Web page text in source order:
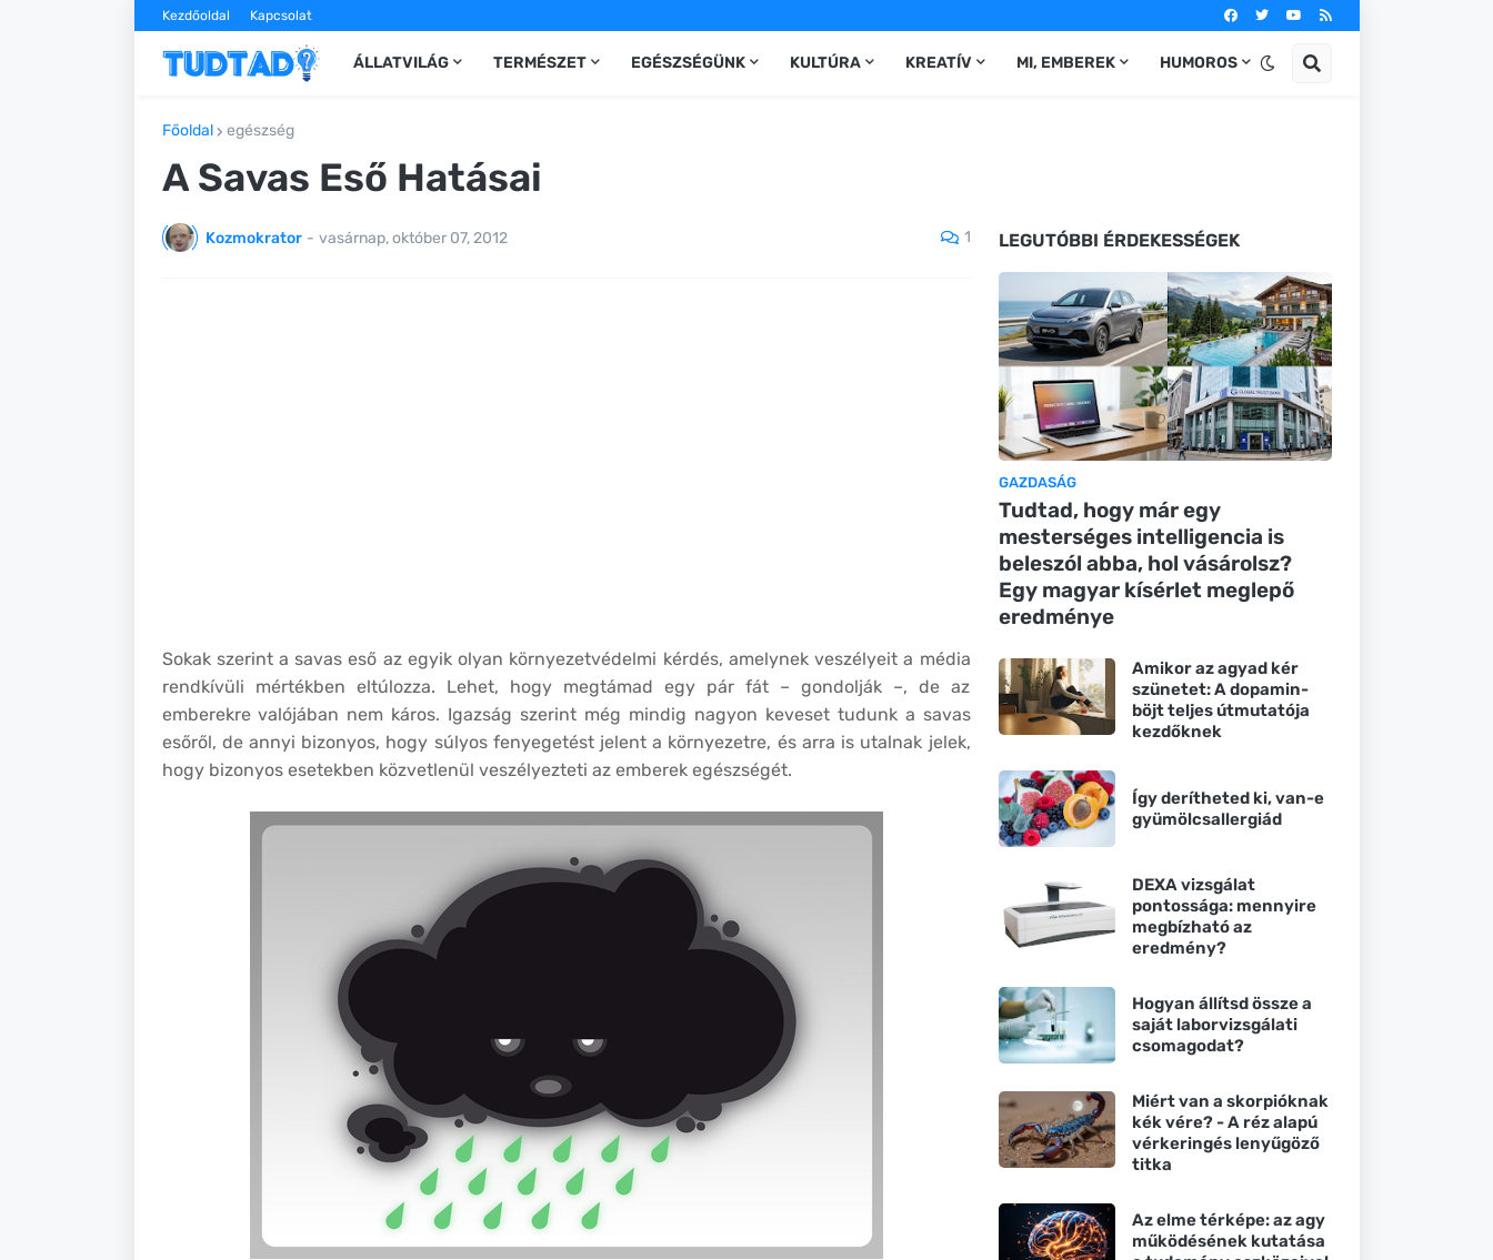
Kezdőoldal Kapcsolat
ÁLLATVILÁG TERMÉSZET EGÉSZSÉGÜNK KULTÚRA KREATÍV MI, EMBEREK HUMOROS
Főoldal egészség
A Savas Eső Hatásai
Kozmokrator - vasárnap, október 07, 2012 1
Sokak szerint a savas eső az egyik olyan környezetvédelmi kérdés, amelynek veszélyeit a média
rendkívüli mértékben eltúlozza. Lehet, hogy megtámad egy pár fát – gondolják –, de az
emberekre valójában nem káros. Igazság szerint még mindig nagyon keveset tudunk a savas
esőről, de annyi bizonyos, hogy súlyos fenyegetést jelent a környezetre, és arra is utalnak jelek,
hogy bizonyos esetekben közvetlenül veszélyezteti az emberek egészségét.
LEGUTÓBBI ÉRDEKESSÉGEK
GAZDASÁG
Tudtad, hogy már egy
mesterséges intelligencia is
beleszól abba, hol vásárolsz?
Egy magyar kísérlet meglepő
eredménye
Amikor az agyad kér
szünetet: A dopamin-
böjt teljes útmutatója
kezdőknek
Így derítheted ki, van-e
gyümölcsallergiád
DEXA vizsgálat
pontossága: mennyire
megbízható az
eredmény?
Hogyan állítsd össze a
saját laborvizsgálati
csomagodat?
Miért van a skorpióknak
kék vére? - A réz alapú
vérkeringés lenyűgöző
titka
Az elme térképe: az agy
működésének kutatása